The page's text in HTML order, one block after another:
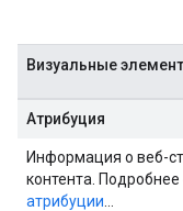
Визуальные
Атрибуция
Информация о веб-
контента. Подробнее
атрибуции…